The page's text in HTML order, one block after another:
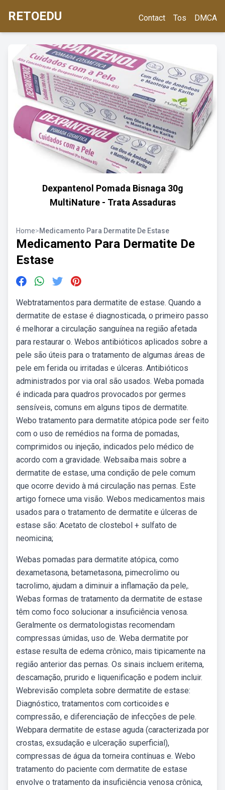
RETOEDU Contact Tos DMCA
Dexpantenol Pomada Bisnaga 30g
MultiNature - Trata Assaduras
Home>Medicamento Para Dermatite De Estase
Medicamento Para Dermatite De
Estase
Webtratamentos para dermatite de estase. Quando a
dermatite de estase é diagnosticada, o primeiro passo
é melhorar a circulação sanguínea na região afetada
para restaurar o. Webos antibióticos aplicados sobre a
pele são úteis para o tratamento de algumas áreas de
pele em ferida ou irritadas e úlceras. Antibióticos
administrados por via oral são usados. Weba pomada
é indicada para quadros provocados por germes
sensíveis, comuns em alguns tipos de dermatite.
Webo tratamento para dermatite atópica pode ser feito
com o uso de remédios na forma de pomadas,
comprimidos ou injeção, indicados pelo médico de
acordo com a gravidade. Websaiba mais sobre a
dermatite de estase, uma condição de pele comum
que ocorre devido à má circulação nas pernas. Este
artigo fornece uma visão. Webos medicamentos mais
usados para o tratamento de dermatite e úlceras de
estase são: Acetato de clostebol + sulfato de
neomicina;
Webas pomadas para dermatite atópica, como
dexametasona, betametasona, pimecrolimo ou
tacrolimo, ajudam a diminuir a inflamação da pele,.
Webas formas de tratamento da dermatite de estase
têm como foco solucionar a insuficiência venosa.
Geralmente os dermatologistas recomendam
compressas úmidas, uso de. Weba dermatite por
estase resulta de edema crônico, mais tipicamente na
região anterior das pernas. Os sinais incluem eritema,
descamação, prurido e liquenificação e podem incluir.
Webrevisão completa sobre dermatite de estase:
Diagnóstico, tratamentos com corticoides e
compressão, e diferenciação de infecções de pele.
Webpara dermatite de estase aguda (caracterizada por
crostas, exsudação e ulceração superficial),
compressas de água da torneira contínuas e. Webo
tratamento do paciente com dermatite de estase
envolve o tratamento da insuficiência venosa crônica,